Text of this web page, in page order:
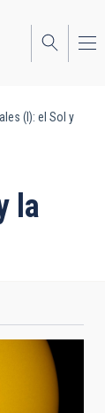
(I): el Sol y
la